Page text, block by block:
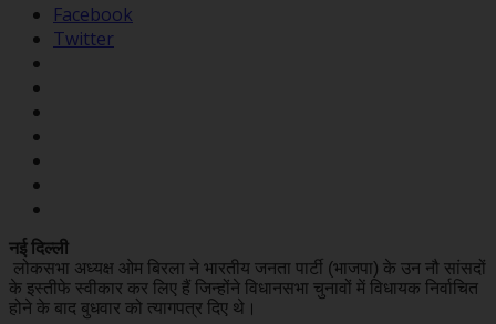
Facebook
Twitter
नई दिल्ली
लोकसभा अध्यक्ष ओम बिरला ने भारतीय जनता पार्टी (भाजपा) के उन नौ सांसदों
के इस्तीफे स्वीकार कर लिए हैं जिन्होंने विधानसभा चुनावों में विधायक निर्वाचित
होने के बाद बुधवार को त्यागपत्र दिए थे।